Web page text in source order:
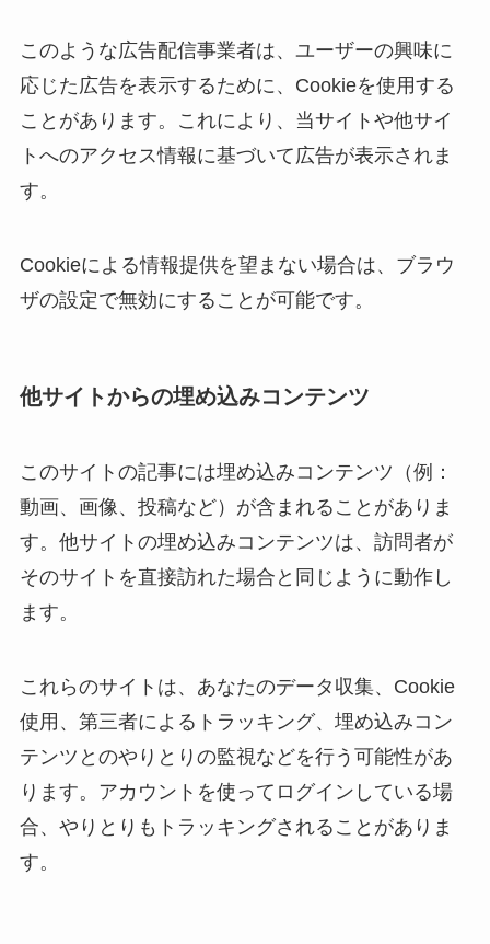
このような広告配信事業者は、ユーザーの興味に
応じた広告を表示するために、Cookieを使用する
ことがあります。これにより、当サイトや他サイ
トへのアクセス情報に基づいて広告が表示されま
す。
Cookieによる情報提供を望まない場合は、ブラウ
ザの設定で無効にすることが可能です。
他サイトからの埋め込みコンテンツ
このサイトの記事には埋め込みコンテンツ（例：
動画、画像、投稿など）が含まれることがありま
す。他サイトの埋め込みコンテンツは、訪問者が
そのサイトを直接訪れた場合と同じように動作し
ます。
これらのサイトは、あなたのデータ収集、Cookie
使用、第三者によるトラッキング、埋め込みコン
テンツとのやりとりの監視などを行う可能性があ
ります。アカウントを使ってログインしている場
合、やりとりもトラッキングされることがありま
す。